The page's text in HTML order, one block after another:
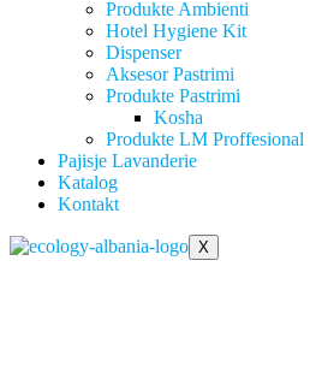
Produkte Ambienti
Hotel Hygiene Kit
Dispenser
Aksesor Pastrimi
Produkte Pastrimi
Kosha
Produkte LM Proffesional
Pajisje Lavanderie
Katalog
Kontakt
X